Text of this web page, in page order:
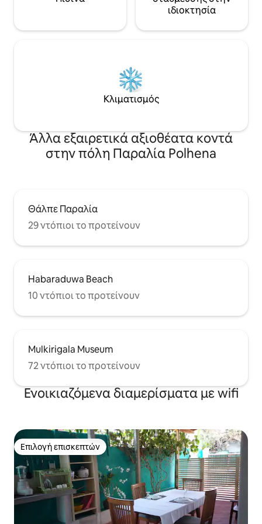
ιδιοκτησία
Κλιματισμός
Άλλα εξαιρετικά αξιοθέατα κοντά
στην πόλη Παραλία Polhena
Θάλπε Παραλία
29 ντόπιοι το προτείνουν
Habaraduwa Beach
10 ντόπιοι το προτείνουν
Mulkirigala Museum
72 ντόπιοι το προτείνουν
Ενοικιαζόμενα διαμερίσματα με wifi
Επιλογή επισκεπτών
Επιλογή επισκεπτών